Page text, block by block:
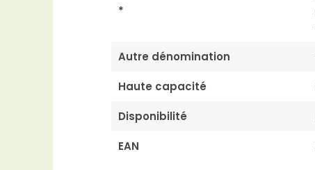
*
Autre dénomination
Haute capacité
Disponibilité
EAN